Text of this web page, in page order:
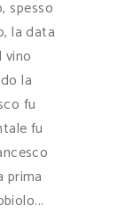
spesso
la data
la
fu
fu
prima